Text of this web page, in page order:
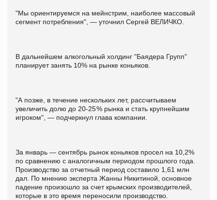
"Мы ориентируемся на мейнстрим, наиболее массовый
сегмент потребления", — уточнил Сергей ВЕЛИЧКО.
В дальнейшем алкогольный холдинг "Баядера Групп"
планирует занять 10% на рынке коньяков.
"А позже, в течение нескольких лет, рассчитываем
увеличить долю до 20-25 % рынка и стать крупнейшим
игроком", — подчеркнул глава компании.
За январь — сентябрь рынок коньяков просел на 10,2%
по сравнению с аналогичным периодом прошлого года.
Производство за отчетный период составило 1,61 млн
дал. По мнению эксперта Жанны Никитиной, основное
падение произошло за счет крымских производителей,
которые в это время переносили производство.